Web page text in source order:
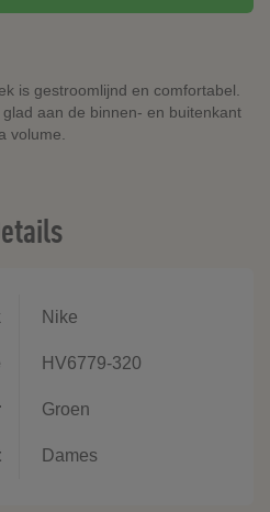
is gestroomlijnd en comfortabel.
aan de binnen- en buitenkant
volume.
Nike
HV6779-320
Groen
Dames